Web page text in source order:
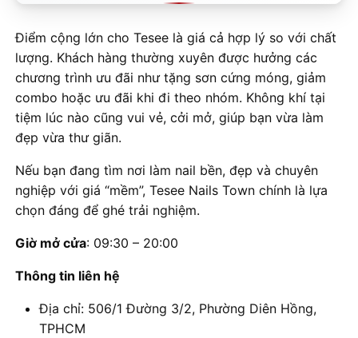
Điểm cộng lớn cho Tesee là giá cả hợp lý so với chất
lượng. Khách hàng thường xuyên được hưởng các
chương trình ưu đãi như tặng sơn cứng móng, giảm
combo hoặc ưu đãi khi đi theo nhóm. Không khí tại
tiệm lúc nào cũng vui vẻ, cởi mở, giúp bạn vừa làm
đẹp vừa thư giãn.
Nếu bạn đang tìm nơi làm nail bền, đẹp và chuyên
nghiệp với giá “mềm”, Tesee Nails Town chính là lựa
chọn đáng để ghé trải nghiệm.
Giờ mở cửa: 09:30 – 20:00
Thông tin liên hệ
Địa chỉ: 506/1 Đường 3/2, Phường Diên Hồng,
TPHCM